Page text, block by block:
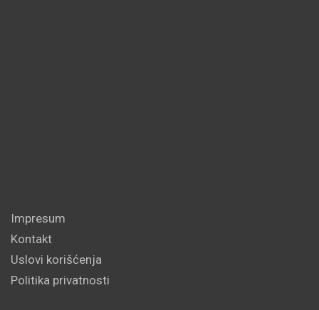
Impresum
Kontakt
Uslovi korišćenja
Politika privatnosti